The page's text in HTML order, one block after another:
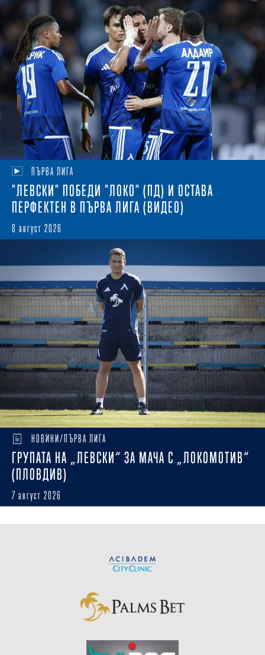
ПЪРВА ЛИГА
"ЛЕВСКИ" ПОБЕДИ "ЛОКО" (ПД) И ОСТАВА
ПЕРФЕКТЕН В ПЪРВА ЛИГА (ВИДЕО)
8 август 2026
НОВИНИ/ПЪРВА ЛИГА
ГРУПАТА НА „ЛЕВСКИ“ ЗА МАЧА С „ЛОКОМОТИВ“
(ПЛОВДИВ)
7 август 2026